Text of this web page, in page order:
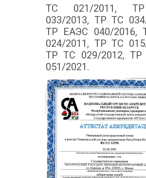
ТС 021/2011,
033/2013, ТР ТС
ТР ЕАЭС 040/2016,
024/2011, ТР ТС
ТР ТС 029/2012, ТР
051/2021.